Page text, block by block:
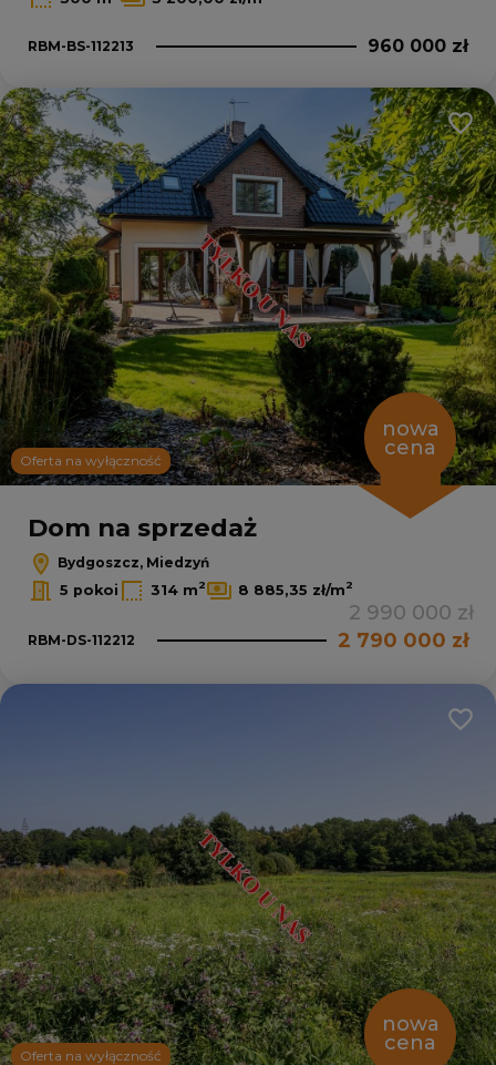
RBM-BS-112213 960 000 zł
Oferta na wyłączność
nowa
cena
Dom na sprzedaż
Bydgoszcz, Miedzyń
5 pokoi
314 m2 8 885,35 zł/m2
2 990 000 zł
RBM-DS-112212 2 790 000 zł
Oferta na wyłączność
nowa
cena